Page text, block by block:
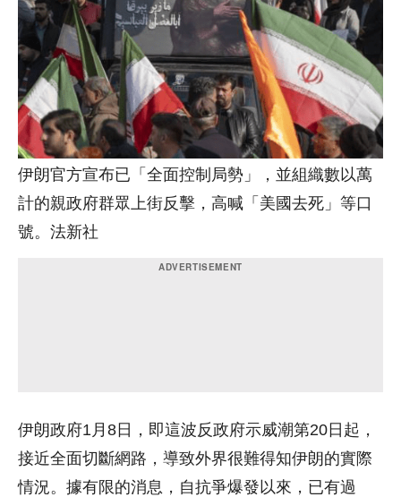
伊朗官方宣布已「全面控制局勢」，並組織數以萬
計的親政府群眾上街反擊，高喊「美國去死」等口
號。法新社
伊朗政府1月8日，即這波反政府示威潮第20日起，
接近全面切斷網路，導致外界很難得知伊朗的實際
情況。據有限的消息，自抗爭爆發以來，已有過